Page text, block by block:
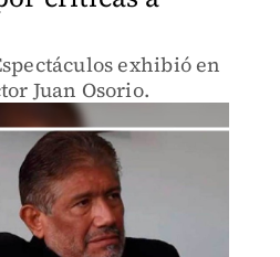
exhibió en
Juan Osorio.